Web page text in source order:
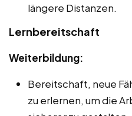
längere Distanzen.
Lernbereitschaft
Weiterbildung:
Bereitschaft, neue
zu erlernen, um die